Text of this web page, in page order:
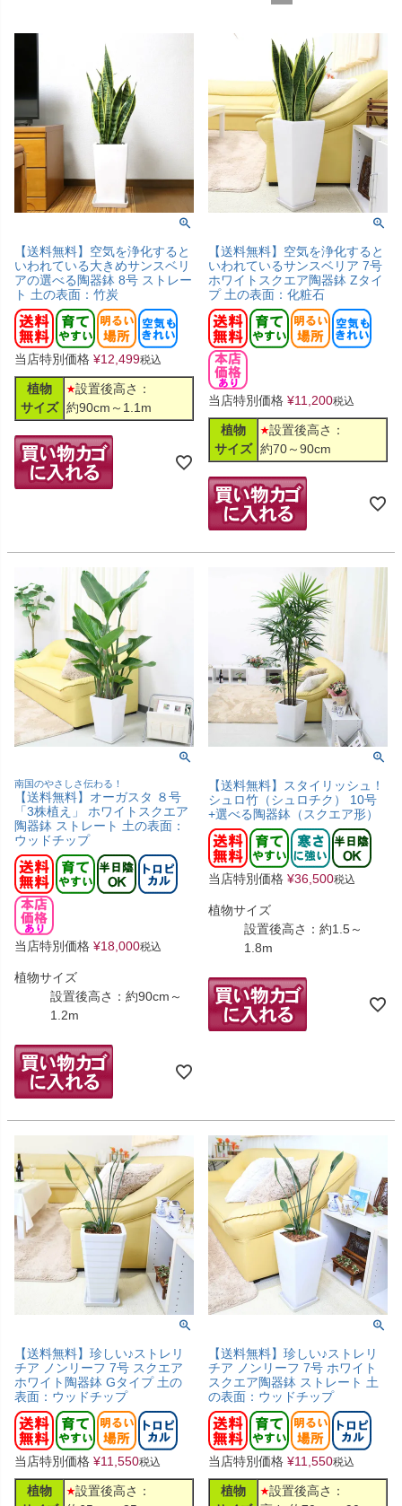
【送料無料】空気を浄化すると
いわれている大きめサンスベリ
アの選べる陶器鉢 8号 ストレー
ト 土の表面：竹炭
当店特別価格 ¥12,499税込
植物
サイズ
設置後高さ：
約90cm～1.1m
【送料無料】空気を浄化すると
いわれているサンスベリア 7号
ホワイトスクエア陶器鉢 Zタイ
プ 土の表面：化粧石
当店特別価格 ¥11,200税込
植物
サイズ
設置後高さ：
約70～90cm
南国のやさしさ伝わる！
【送料無料】オーガスタ ８号
「3株植え」 ホワイトスクエア
陶器鉢 ストレート 土の表面：
ウッドチップ
当店特別価格 ¥18,000税込
植物サイズ
設置後高さ：約90cm～
1.2m
【送料無料】スタイリッシュ！
シュロ竹（シュロチク） 10号
+選べる陶器鉢（スクエア形）
当店特別価格 ¥36,500税込
植物サイズ
設置後高さ：約1.5～
1.8m
【送料無料】珍しい♪ストレリ
チア ノンリーフ 7号 スクエア
ホワイト陶器鉢 Gタイプ 土の
表面：ウッドチップ
当店特別価格 ¥11,550税込
植物
設置後高さ：
【送料無料】珍しい♪ストレリ
チア ノンリーフ 7号 ホワイト
スクエア陶器鉢 ストレート 土
の表面：ウッドチップ
当店特別価格 ¥11,550税込
植物
設置後高さ：